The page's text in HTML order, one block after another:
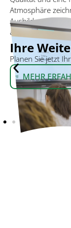
Atmosphäre
aus.
Ihre
Planen Sie jetzt
MEHR